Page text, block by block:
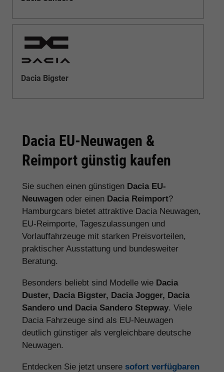
Dacia Bigster
Dacia EU-Neuwagen &
Reimport günstig kaufen
Sie suchen einen günstigen Dacia EU-
Neuwagen oder einen Dacia Reimport?
Hamburgcars bietet attraktive Dacia Neuwagen,
EU-Reimporte, Tageszulassungen und
Vorlauffahrzeuge mit starken Preisvorteilen,
praktischer Ausstattung und bundesweiter
Beratung.
Besonders beliebt sind Modelle wie Dacia
Duster, Dacia Bigster, Dacia Jogger, Dacia
Sandero und Dacia Sandero Stepway. Viele
Dacia Fahrzeuge sind als EU-Neuwagen
deutlich günstiger als vergleichbare deutsche
Neuwagen.
Entdecken Sie jetzt unsere sofort verfügbaren